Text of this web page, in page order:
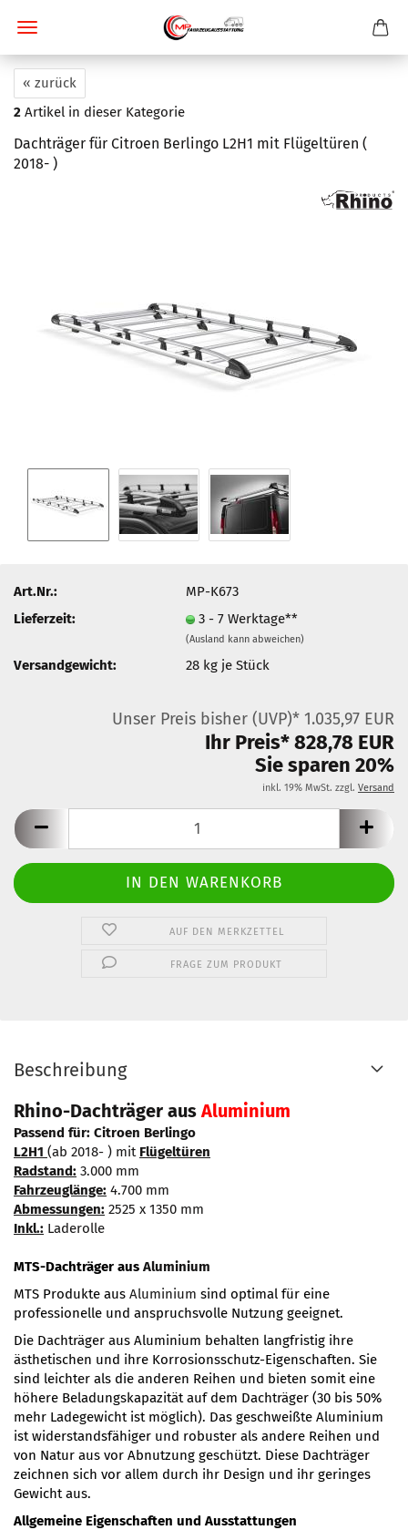
« zurück
2 Artikel in dieser Kategorie
Dachträger für Citroen Berlingo L2H1 mit Flügeltüren (
2018- )
Art.Nr.:
MP-K673
Lieferzeit:
3 - 7 Werktage**
(Ausland kann abweichen)
Versandgewicht: 28 kg je Stück
Unser Preis bisher (UVP)* 1.035,97 EUR
Ihr Preis* 828,78 EUR
Sie sparen 20%
inkl. 19% MwSt. zzgl. Versand
AUF DEN MERKZETTEL
FRAGE ZUM PRODUKT
Beschreibung
Rhino-Dachträger ausAluminium
Passend für: Citroen Berlingo
L2H1 (ab 2018- ) mit Flügeltüren
Radstand: 3.000 mm
Fahrzeuglänge: 4.700 mm
Abmessungen: 2525 x 1350 mm
Inkl.: Laderolle
MTS-Dachträger aus Aluminium
MTS Produkte aus Aluminium sind optimal für eine
professionelle und anspruchsvolle Nutzung geeignet.
Die Dachträger aus Aluminium behalten langfristig ihre
ästhetischen und ihre Korrosionsschutz-Eigenschaften. Sie
sind leichter als die anderen Reihen und bieten somit eine
höhere Beladungskapazität auf dem Dachträger (30 bis 50%
mehr Ladegewicht ist möglich). Das geschweißte Aluminium
ist widerstandsfähiger und robuster als andere Reihen und
von Natur aus vor Abnutzung geschützt. Diese Dachträger
zeichnen sich vor allem durch ihr Design und ihr geringes
Gewicht aus.
Allgemeine Eigenschaften und Ausstattungen